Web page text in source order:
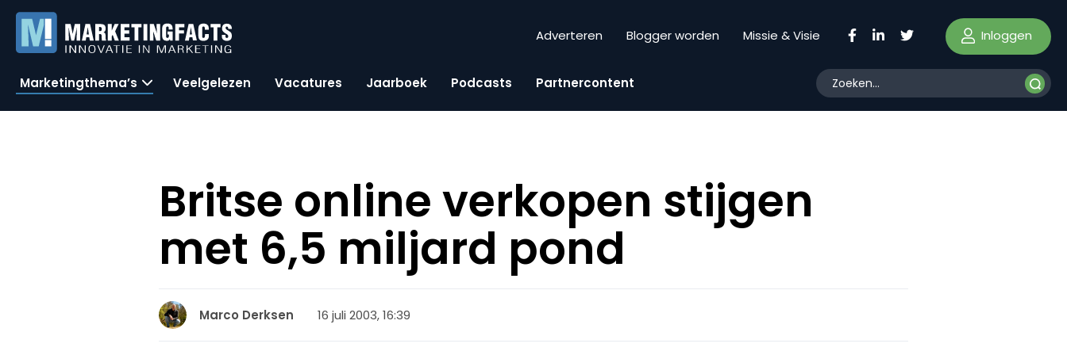
Adverteren Blogger worden Missie & Visie Inloggen
Marketingthema’s Veelgelezen Vacatures Jaarboek Podcasts Partnercontent
Britse online verkopen stijgen
met 6,5 miljard pond
Marco Derksen 16 juli 2003, 16:39